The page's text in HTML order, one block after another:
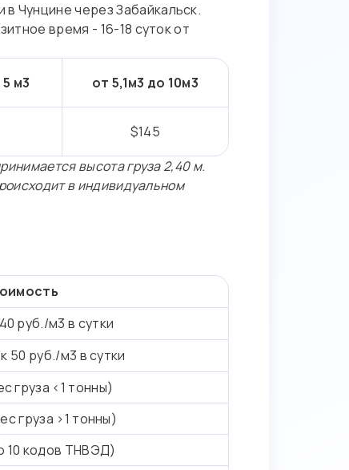
Чунцине через Забайкальск.
время - 16-18 суток от
м3 от 5,1м3 до 10м3
$145
высота груза 2,40 м.
в индивидуальном
руб./м3 в сутки
50 руб./м3 в сутки
груза <1 тонны)
груза >1 тонны)
10 кодов ТНВЭД)